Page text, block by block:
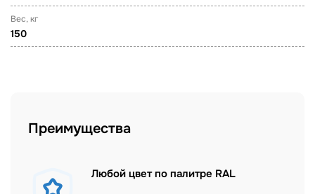
Вес, кг
150
Преимущества
Любой цвет по палитре RAL